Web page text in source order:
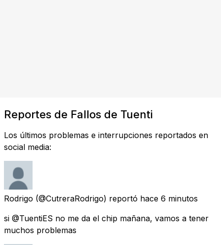
Reportes de Fallos de Tuenti
Los últimos problemas e interrupciones reportados en
social media:
Rodrigo (@CutreraRodrigo) reportó hace 6 minutos
si @TuentiES no me da el chip mañana, vamos a tener
muchos problemas